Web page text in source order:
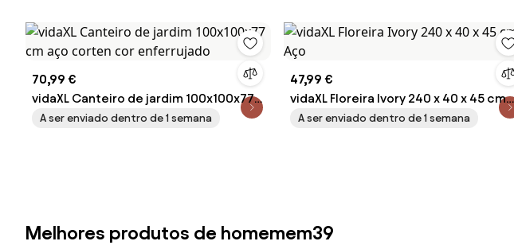
70,99 €
vidaXL Canteiro de jardim 100x100x77
cm aço corten cor enferrujado
A ser enviado dentro de 1 semana
47,99 €
vidaXL Floreira Ivory 240 x 40 x 45 cm
Aço
A ser enviado dentro de 1 semana
Melhores produtos de homemem39